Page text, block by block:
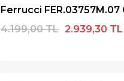
2.939,30 TL
4.199,00 TL